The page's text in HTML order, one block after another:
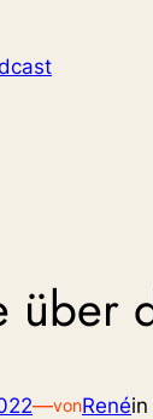
über
—vonRenéin